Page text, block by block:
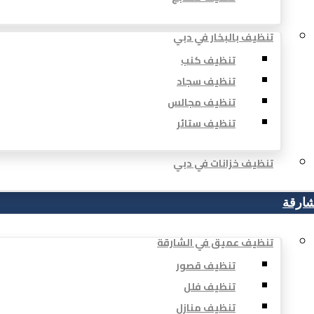
تنظيف بالبخار في دبي
تنظيف كنب
تنظيف سجاد
تنظيف مجالس
تنظيف ستائر
تنظيف خزانات في دبي
تنظيف عميق في الشارقة
تنظيف قصور
تنظيف فلل
تنظيف منازل